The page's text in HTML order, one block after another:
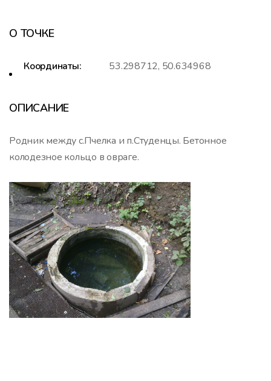
О ТОЧКЕ
Координаты: 53.298712, 50.634968
ОПИСАНИЕ
Родник между с.Пчелка и п.Студенцы. Бетонное
колодезное кольцо в овраге.